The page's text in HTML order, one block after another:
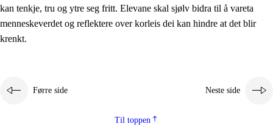
kan tenkje, tru og ytre seg fritt. Elevane skal sjølv bidra til å vareta
menneskeverdet og reflektere over korleis dei kan hindre at det blir
krenkt.
Førre side Neste side
Til toppen